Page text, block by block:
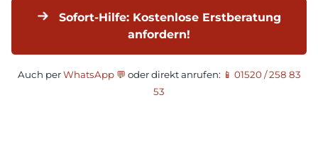
Sofort-Hilfe: Kostenlose Erstberatung
anfordern!
Auch perWhatsApp 💬 oder direkt anrufen: 📱 01520 / 258 83
53